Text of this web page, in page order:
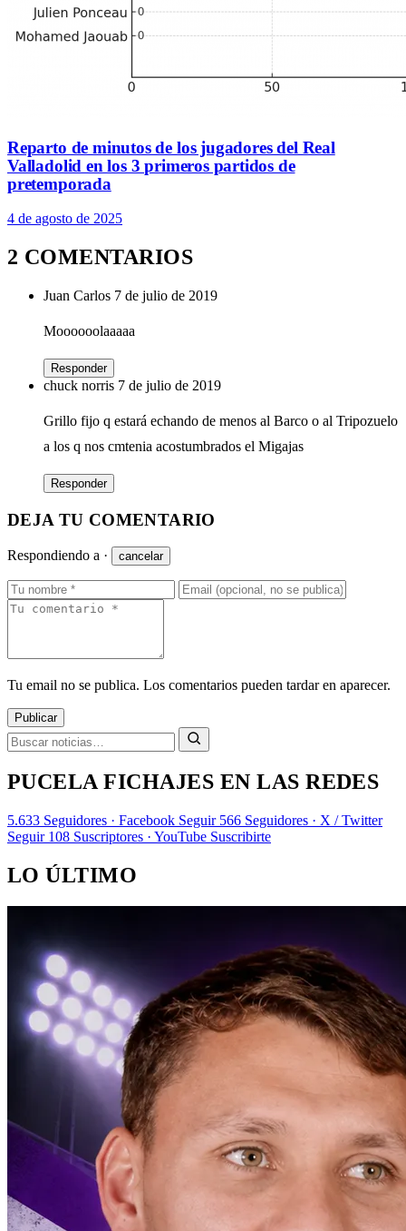
Reparto de minutos de los jugadores del Real
Valladolid en los 3 primeros partidos de
pretemporada
4 de agosto de 2025
2 COMENTARIOS
Juan Carlos 7 de julio de 2019
Moooooolaaaaa
Responder
chuck norris 7 de julio de 2019
Grillo fijo q estará echando de menos al Barco o al Tripozuelo
a los q nos cmtenia acostumbrados el Migajas
Responder
DEJA TU COMENTARIO
Respondiendo a · cancelar
Tu email no se publica. Los comentarios pueden tardar en aparecer.
Publicar
PUCELA FICHAJES EN LAS REDES
5.633 Seguidores · Facebook Seguir 566 Seguidores · X / Twitter
Seguir 108 Suscriptores · YouTube Suscribirte
LO ÚLTIMO